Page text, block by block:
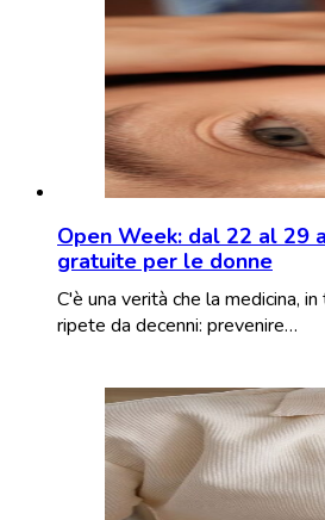
Open Week: dal 22 al 29
gratuite per le donne
C'è una verità che la medicina,
ripete da decenni: prevenire…